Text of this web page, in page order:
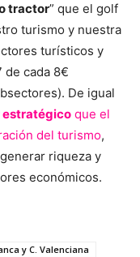
tractor” que el golf
turismo y nuestra
turísticos y
cada 8€
De igual
que el
del turismo,
riqueza y
económicos.
y C. Valenciana